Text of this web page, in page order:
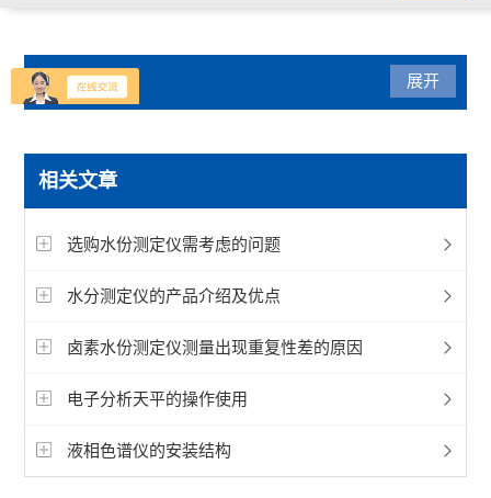
产品分类
水分仪
卡尔费休
查看全部 >>
展开
相关文章
选购水份测定仪需考虑的问题
水分测定仪的产品介绍及优点
卤素水份测定仪测量出现重复性差的原因
电子分析天平的操作使用
液相色谱仪的安装结构